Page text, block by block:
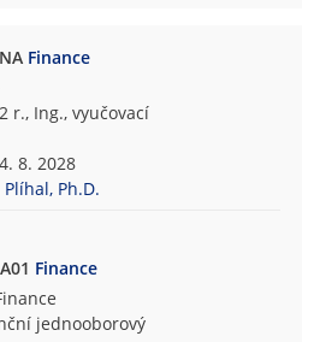
Finance
r., Ing., vyučovací
8. 2028
Ph.D.
Finance
jednooborový